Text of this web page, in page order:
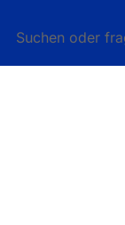
Suchen oder